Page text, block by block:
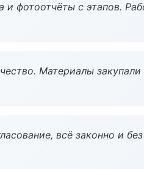
и фотоотчёты с этапов.
Материалы
всё законно и